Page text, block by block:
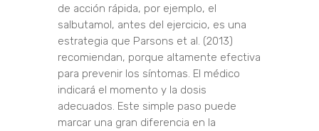
de acción rápida, por ejemplo, el
salbutamol, antes del ejercicio, es una
estrategia que Parsons et al. (2013)
recomiendan, porque altamente efectiva
para prevenir los síntomas. El médico
indicará el momento y la dosis
adecuados. Este simple paso puede
marcar una gran diferencia en la